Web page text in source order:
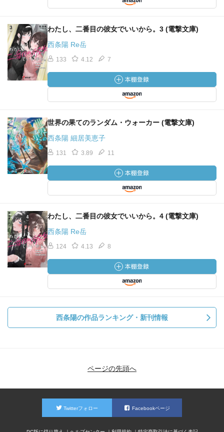
わたし、二番目の彼女でいいから。3 (電撃文庫)
西条陽 Re岳
133 4.12 7
世界の果てのランダム・ウォーカー (電撃文庫)
西条陽 細居美恵子
131 3.89 11
わたし、二番目の彼女でいいから。4 (電撃文庫)
西条陽 Re岳
124 4.13 8
西条陽の作品ランキング・新刊情報
ページの先頭へ
Twitterフォロー Facebookページ